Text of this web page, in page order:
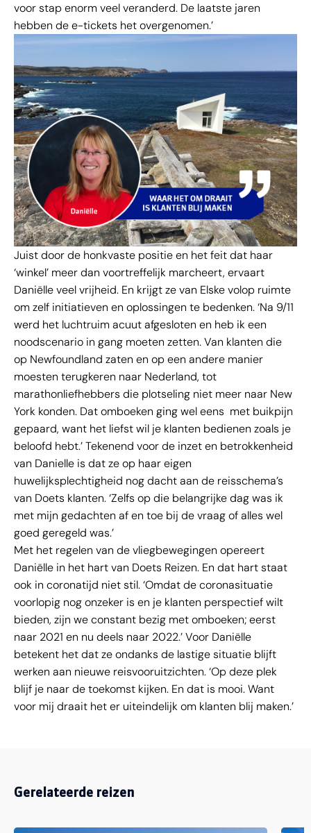
voor stap enorm veel veranderd. De laatste jaren
hebben de e-tickets het overgenomen.’
Juist door de honkvaste positie en het feit dat haar
‘winkel’ meer dan voortreffelijk marcheert, ervaart
Daniëlle veel vrijheid. En krijgt ze van Elske volop ruimte
om zelf initiatieven en oplossingen te bedenken. ‘Na 9/11
werd het luchtruim acuut afgesloten en heb ik een
noodscenario in gang moeten zetten. Van klanten die
op Newfoundland zaten en op een andere manier
moesten terugkeren naar Nederland, tot
marathonliefhebbers die plotseling niet meer naar New
York konden. Dat omboeken ging wel eens met buikpijn
gepaard, want het liefst wil je klanten bedienen zoals je
beloofd hebt.’ Tekenend voor de inzet en betrokkenheid
van Danielle is dat ze op haar eigen
huwelijksplechtigheid nog dacht aan de reisschema’s
van Doets klanten. ‘Zelfs op die belangrijke dag was ik
met mijn gedachten af en toe bij de vraag of alles wel
goed geregeld was.’
Met het regelen van de vliegbewegingen opereert
Daniëlle in het hart van Doets Reizen. En dat hart staat
ook in coronatijd niet stil. ‘Omdat de coronasituatie
voorlopig nog onzeker is en je klanten perspectief wilt
bieden, zijn we constant bezig met omboeken; eerst
naar 2021 en nu deels naar 2022.’ Voor Daniëlle
betekent het dat ze ondanks de lastige situatie blijft
werken aan nieuwe reisvooruitzichten. ‘Op deze plek
blijf je naar de toekomst kijken. En dat is mooi. Want
voor mij draait het er uiteindelijk om klanten blij maken.’
Gerelateerde reizen